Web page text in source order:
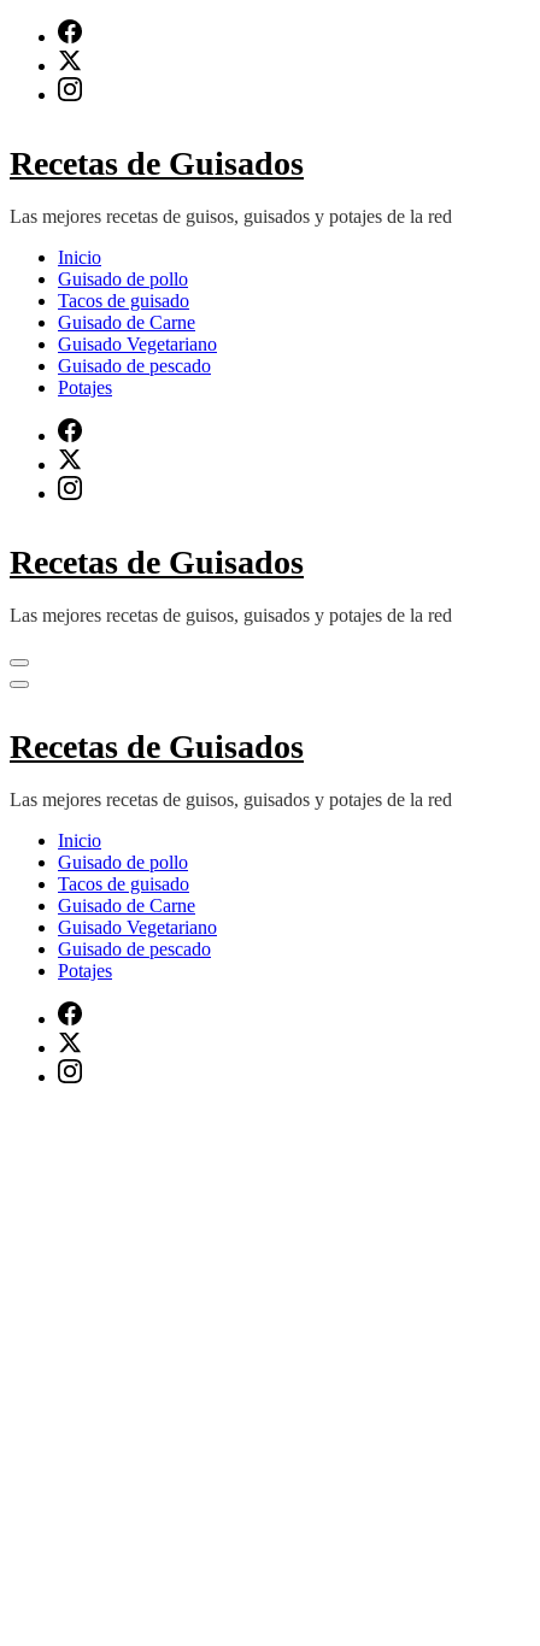
contenido
(presiona
Recetas de Guisados
Las mejores recetas de guisos, guisados y potajes de la red
Inicio
Guisado de pollo
Tacos de guisado
Guisado de Carne
Guisado Vegetariano
Guisado de pescado
Potajes
Recetas de Guisados
Las mejores recetas de guisos, guisados y potajes de la red
Recetas de Guisados
Las mejores recetas de guisos, guisados y potajes de la red
Inicio
Guisado de pollo
Tacos de guisado
Guisado de Carne
Guisado Vegetariano
Guisado de pescado
Potajes